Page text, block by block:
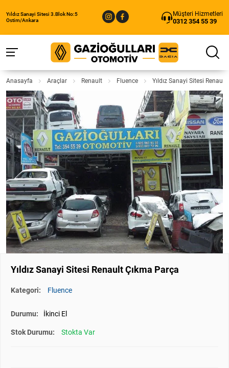
Yıldız Sanayi Sitesi 3.Blok No:5
Ostim/Ankara
Müşteri Hizmetleri
0312 354 55 39
Anasayfa Araçlar Renault Fluence Yıldız Sanayi Sitesi Renault
Yıldız Sanayi Sitesi Renault Çıkma Parça
Kategori: Fluence
Durumu: İkinci El
Stok Durumu: Stokta Var